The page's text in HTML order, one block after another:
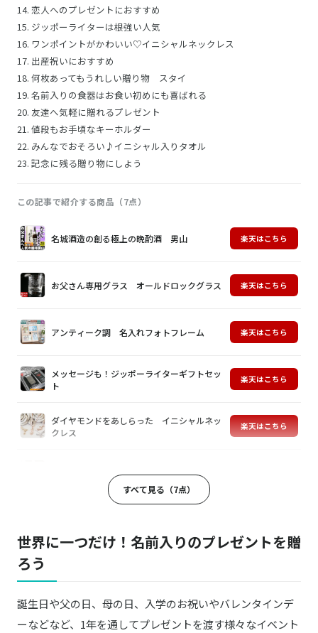
恋人へのプレゼントにおすすめ
ジッポーライターは根強い人気
ワンポイントがかわいい♡イニシャルネックレス
出産祝いにおすすめ
何枚あってもうれしい贈り物 スタイ
名前入りの食器はお食い初めにも喜ばれる
友達へ気軽に贈れるプレゼント
値段もお手頃なキーホルダー
みんなでおそろい♪イニシャル入りタオル
記念に残る贈り物にしよう
この記事で紹介する商品（7点）
画
像
商
品
購
入 名城酒造の創る極上の晩酌酒 男山 楽天はこちら
お父さん専用グラス オールドロックグラス 楽天はこちら
アンティーク調 名入れフォトフレーム 楽天はこちら
メッセージも！ジッポーライターギフトセッ
ト
楽天はこちら
ダイヤモンドをあしらった イニシャルネッ
クレス
楽天はこちら
すべて見る（7点）
世界に一つだけ！名前入りのプレゼントを贈
ろう
誕生日や父の日、母の日、入学のお祝いやバレンタインデ
ーなどなど、1年を通してプレゼントを渡す様々なイベント